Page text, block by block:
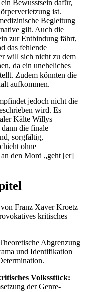
Bewusstsein dafür,
ist.
Begleitung
gilt. Auch die
zur Entbindung fährt,
das fehlende
will sich nicht zu dem
da ein uneheliches
Zudem könnten die
aufkommen.
jedoch nicht die
wird. Es
Kälte Willys
die finale
sorgfältig,
ohne
den Mord „geht [er]
Franz Xaver Kroetz
kritisches
Abgrenzung
und Identifikation
Volksstück:
der Genre-